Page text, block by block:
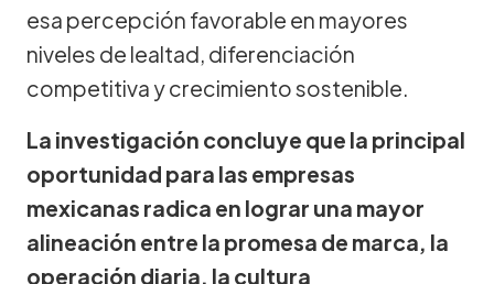
esa percepción favorable en mayores
niveles de lealtad, diferenciación
competitiva y crecimiento sostenible.
La investigación concluye que la principal
oportunidad para las empresas
mexicanas radica en lograr una mayor
alineación entre la promesa de marca, la
operación diaria, la cultura